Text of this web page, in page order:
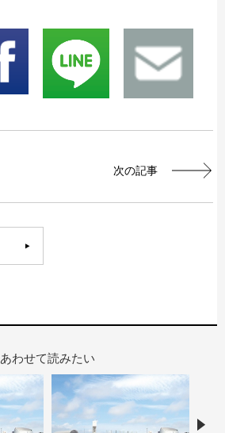
次の記事
あわせて読みたい